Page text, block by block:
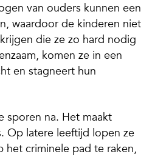
van ouders kunnen een
waardoor de kinderen niet
die ze zo hard nodig
komen ze in een
en stagneert hun
sporen na. Het maakt
Op latere leeftijd lopen ze
het criminele pad te raken,